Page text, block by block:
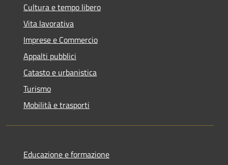
Cultura e tempo libero
Vita lavorativa
Imprese e Commercio
Appalti pubblici
Catasto e urbanistica
Turismo
Mobilità e trasporti
Educazione e formazione